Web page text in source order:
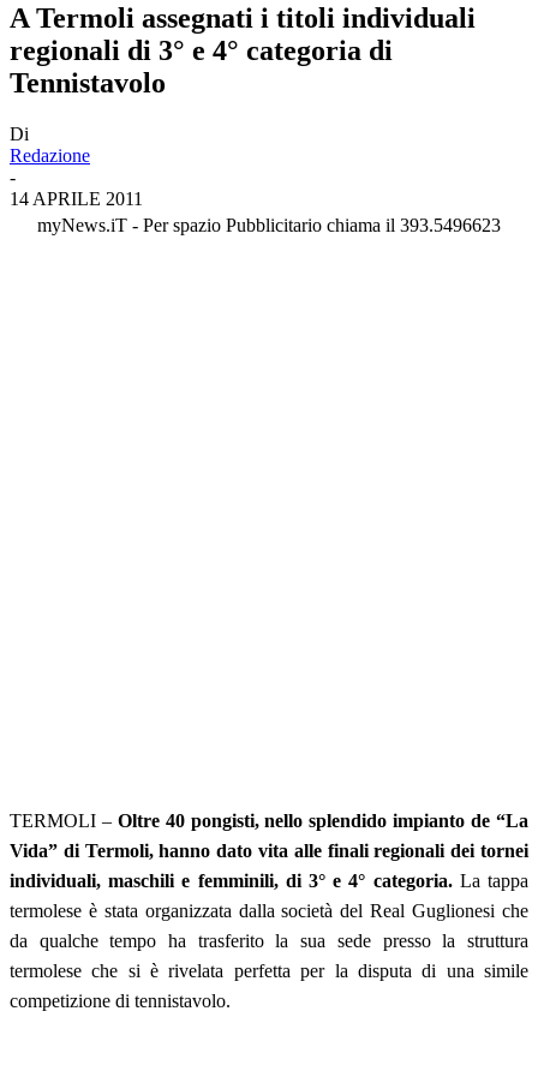
A Termoli assegnati i titoli individuali
regionali di 3° e 4° categoria di
Tennistavolo
Di
Redazione
-
14 APRILE 2011
myNews.iT - Per spazio Pubblicitario chiama il 393.5496623
TERMOLI – Oltre 40 pongisti, nello splendido impianto de “La
Vida” di Termoli, hanno dato vita alle finali regionali dei tornei
individuali, maschili e femminili, di 3° e 4° categoria.La tappa
termolese è stata organizzata dalla società del Real Guglionesi che
da qualche tempo ha trasferito la sua sede presso la struttura
termolese che si è rivelata perfetta per la disputa di una simile
competizione di tennistavolo.